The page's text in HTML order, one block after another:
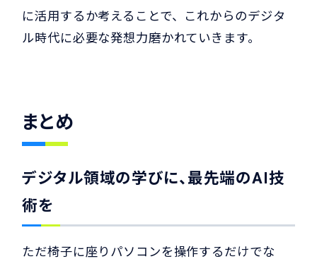
に活用するか考えることで、これからのデジタ
ル時代に必要な発想力磨かれていきます。
まとめ
デジタル領域の学びに、最先端のAI技
術を
ただ椅子に座りパソコンを操作するだけでな